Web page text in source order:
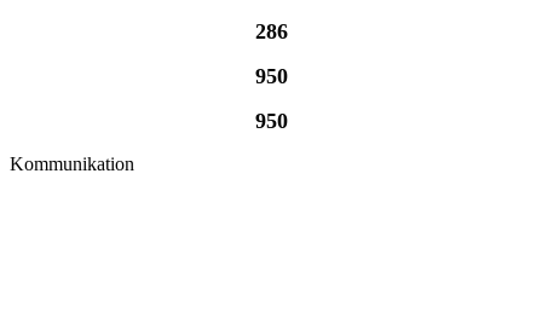
286
950
950
Kommunikation